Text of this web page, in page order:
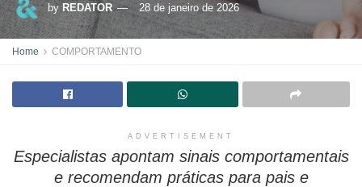
by REDATOR 28 de janeiro de 2026
Home COMPORTAMENTO
ADVERTISEMENT
Especialistas apontam sinais comportamentais
e recomendam práticas para pais e